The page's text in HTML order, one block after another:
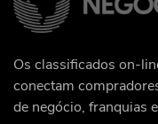
Os classificados on-
conectam
de negócio, franquias